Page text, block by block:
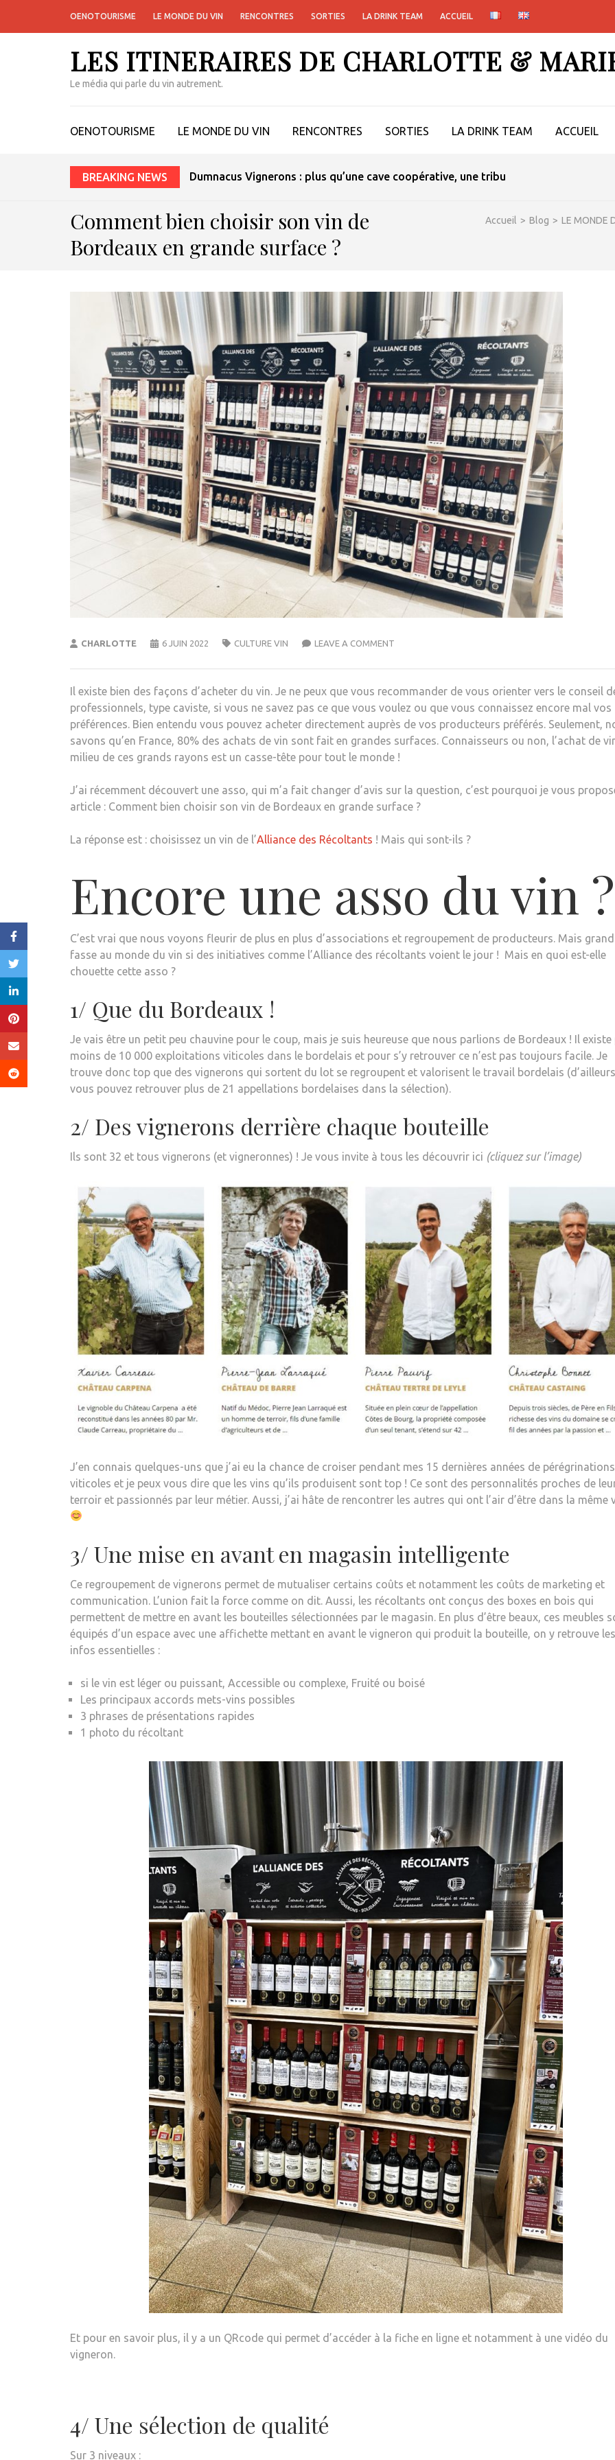
OENOTOURISME LE MONDE DU VIN RENCONTRES SORTIES LA DRINK TEAM ACCUEIL
LES ITINERAIRES DE CHARLOTTE &
Le média qui parle du vin autrement.
OENOTOURISME LE MONDE DU VIN RENCONTRES SORTIES LA DRINK TEAM ACCUEIL
BREAKING NEWS Dumnacus Vignerons : plus qu’une cave coopérative, une tribu
Accueil > Blog > LE MONDE
Comment bien choisir son vin de
Bordeaux en grande surface ?
CHARLOTTE 6 JUIN 2022 CULTURE VIN LEAVE A COMMENT
Il existe bien des façons d’acheter du vin. Je ne peux que vous recommander de vous orienter vers le conseil
professionnels, type caviste, si vous ne savez pas ce que vous voulez ou que vous connaissez encore mal vos
préférences. Bien entendu vous pouvez acheter directement auprès de vos producteurs préférés. Seulement,
savons qu’en France, 80% des achats de vin sont fait en grandes surfaces. Connaisseurs ou non, l’achat de
milieu de ces grands rayons est un casse-tête pour tout le monde !
J’ai récemment découvert une asso, qui m’a fait changer d’avis sur la question, c’est pourquoi je vous
article : Comment bien choisir son vin de Bordeaux en grande surface ?
La réponse est : choisissez un vin de l’Alliance des Récoltants ! Mais qui sont-ils ?
Encore une asso du vin ?
C’est vrai que nous voyons fleurir de plus en plus d’associations et regroupement de producteurs. Mais
fasse au monde du vin si des initiatives comme l’Alliance des récoltants voient le jour ! Mais en quoi est-elle
chouette cette asso ?
1/ Que du Bordeaux !
Je vais être un petit peu chauvine pour le coup, mais je suis heureuse que nous parlions de Bordeaux ! Il existe
moins de 10 000 exploitations viticoles dans le bordelais et pour s’y retrouver ce n’est pas toujours facile. Je
trouve donc top que des vignerons qui sortent du lot se regroupent et valorisent le travail bordelais
vous pouvez retrouver plus de 21 appellations bordelaises dans la sélection).
2/ Des vignerons derrière chaque bouteille
Ils sont 32 et tous vignerons (et vigneronnes) ! Je vous invite à tous les découvrir ici (cliquez sur l’image)
J’en connais quelques-uns que j’ai eu la chance de croiser pendant mes 15 dernières années de pérégrinations
viticoles et je peux vous dire que les vins qu’ils produisent sont top ! Ce sont des personnalités proches de
terroir et passionnés par leur métier. Aussi, j’ai hâte de rencontrer les autres qui ont l’air d’être dans la même
3/ Une mise en avant en magasin intelligente
Ce regroupement de vignerons permet de mutualiser certains coûts et notamment les coûts de marketing et
communication. L’union fait la force comme on dit. Aussi, les récoltants ont conçus des boxes en bois qui
permettent de mettre en avant les bouteilles sélectionnées par le magasin. En plus d’être beaux, ces meubles
équipés d’un espace avec une affichette mettant en avant le vigneron qui produit la bouteille, on y retrouve les
infos essentielles :
si le vin est léger ou puissant, Accessible ou complexe, Fruité ou boisé
Les principaux accords mets-vins possibles
3 phrases de présentations rapides
1 photo du récoltant
Et pour en savoir plus, il y a un QRcode qui permet d’accéder à la fiche en ligne et notamment à une vidéo du
vigneron.
4/ Une sélection de qualité
Sur 3 niveaux :